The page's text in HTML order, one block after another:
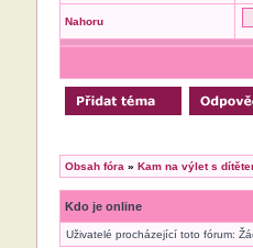
Nahoru
Obsah fóra » Kam na výlet s
Kdo je online
Uživatelé procházející toto fórum: